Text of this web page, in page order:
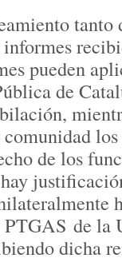
tanto
pueden
de
los
de los
de la
dicha